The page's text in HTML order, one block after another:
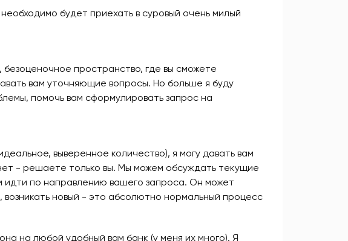
будет приехать в суровый очень милый
пространство, где вы сможете
вам уточняющие вопросы. Но больше я буду
помочь вам сформулировать запрос на
выверенное количество), я могу давать вам
- решаете только вы. Мы можем обсуждать текущие
по направлению вашего запроса. Он может
новый - это абсолютно нормальный процесс
на любой удобный вам банк (у меня их много). Я